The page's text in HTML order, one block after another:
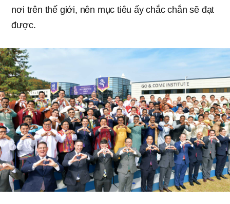
nơi trên thế giới, nên mục tiêu ấy chắc chắn sẽ đạt
được.